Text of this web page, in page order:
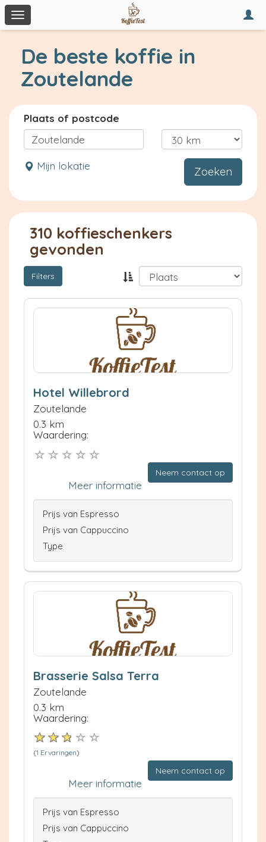
Toggle
navigation
De beste koffie in
Zoutelande
Plaats of postcode
Mijn lokatie Zoeken
310 koffieschenkers
gevonden
Filters
Hotel Willebrord
Zoutelande
0.3 km
Waardering:
Neem contact op
Meer informatie
Prijs van Espresso
Prijs van Cappuccino
Type
Brasserie Salsa Terra
Zoutelande
0.3 km
Waardering:
(1 Ervaringen)
Neem contact op
Meer informatie
Prijs van Espresso
Prijs van Cappuccino